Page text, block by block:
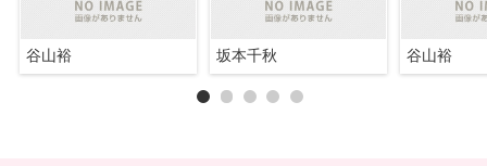
谷山裕 坂本千秋 谷山裕